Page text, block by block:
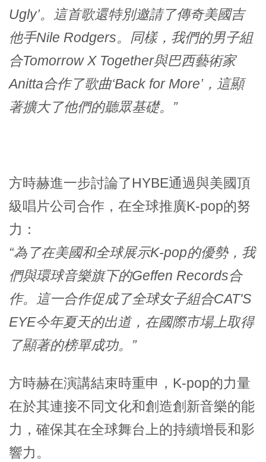
Ugly’。這首歌還特別邀請了傳奇美國吉
他手Nile Rodgers。同樣，我們的男子組
合Tomorrow X Together與巴西藝術家
Anitta合作了歌曲‘Back for More’，這顯
著擴大了他們的聽眾基礎。”
方時赫進一步討論了HYBE通過與美國頂
級唱片公司合作，在全球推廣K-pop的努
力：
“為了在美國和全球展示K-pop的優勢，我
們與環球音樂旗下的Geffen Records合
作。這一合作促成了全球女子組合CAT'S
EYE今年夏天的出道，在國際市場上取得
了顯著的榜單成功。”
方時赫在演講結束時重申，K-pop的力量
在於其連接不同文化和創造創新音樂的能
力，確保其在全球舞台上的持續增長和影
響力。